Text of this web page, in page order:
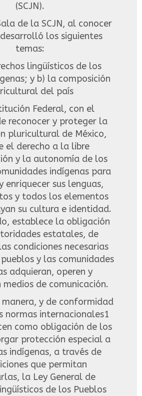
(SCJN).
de la SCJN, al conocer
los siguientes
temas:
lingüísticos de los
y b) la composición
del país
Federal, con el
reconocer y proteger la
pluricultural de México,
el derecho a la libre
y la autonomía de los
indígenas para
enriquecer sus lenguas,
y todos los elementos
su cultura e identidad.
establece la obligación
estatales, de
condiciones necesarias
y las comunidades
adquieran, operen y
medios de comunicación.
manera, y de conformidad
normas internacionales1
como obligación de los
protección especial a
indígenas, a través de
que permitan
la Ley General de
de los Pueblos